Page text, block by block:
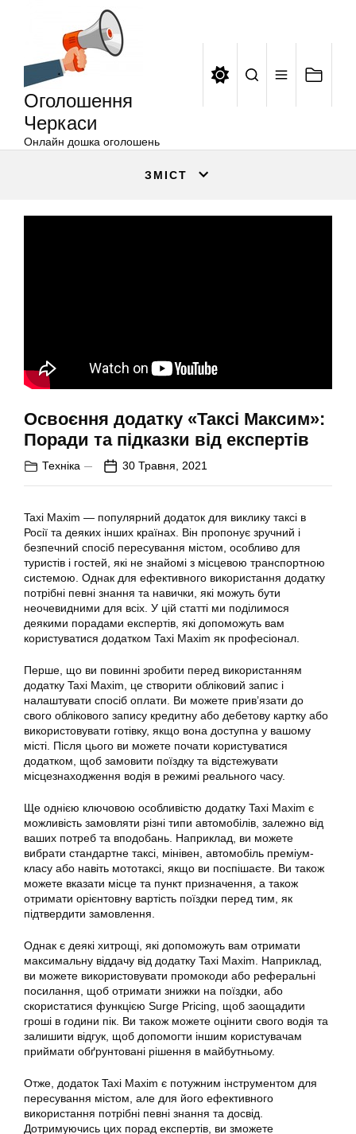
Оголошення
Черкаси
Онлайн дошка оголошень
ЗМІСТ
Освоєння додатку «Таксі Максим»:
Поради та підказки від експертів
Техніка 30 Травня, 2021
Taxi Maxim — популярний додаток для виклику таксі в
Росії та деяких інших країнах. Він пропонує зручний і
безпечний спосіб пересування містом, особливо для
туристів і гостей, які не знайомі з місцевою транспортною
системою. Однак для ефективного використання додатку
потрібні певні знання та навички, які можуть бути
неочевидними для всіх. У цій статті ми поділимося
деякими порадами експертів, які допоможуть вам
користуватися додатком Taxi Maxim як професіонал.
Перше, що ви повинні зробити перед використанням
додатку Taxi Maxim, це створити обліковий запис і
налаштувати спосіб оплати. Ви можете прив’язати до
свого облікового запису кредитну або дебетову картку або
використовувати готівку, якщо вона доступна у вашому
місті. Після цього ви можете почати користуватися
додатком, щоб замовити поїздку та відстежувати
місцезнаходження водія в режимі реального часу.
Ще однією ключовою особливістю додатку Taxi Maxim є
можливість замовляти різні типи автомобілів, залежно від
ваших потреб та вподобань. Наприклад, ви можете
вибрати стандартне таксі, мінівен, автомобіль преміум-
класу або навіть мототаксі, якщо ви поспішаєте. Ви також
можете вказати місце та пункт призначення, а також
отримати орієнтовну вартість поїздки перед тим, як
підтвердити замовлення.
Однак є деякі хитрощі, які допоможуть вам отримати
максимальну віддачу від додатку Taxi Maxim. Наприклад,
ви можете використовувати промокоди або реферальні
посилання, щоб отримати знижки на поїздки, або
скористатися функцією Surge Pricing, щоб заощадити
гроші в години пік. Ви також можете оцінити свого водія та
залишити відгук, щоб допомогти іншим користувачам
приймати обґрунтовані рішення в майбутньому.
Отже, додаток Taxi Maxim є потужним інструментом для
пересування містом, але для його ефективного
використання потрібні певні знання та досвід.
Дотримуючись цих порад експертів, ви зможете